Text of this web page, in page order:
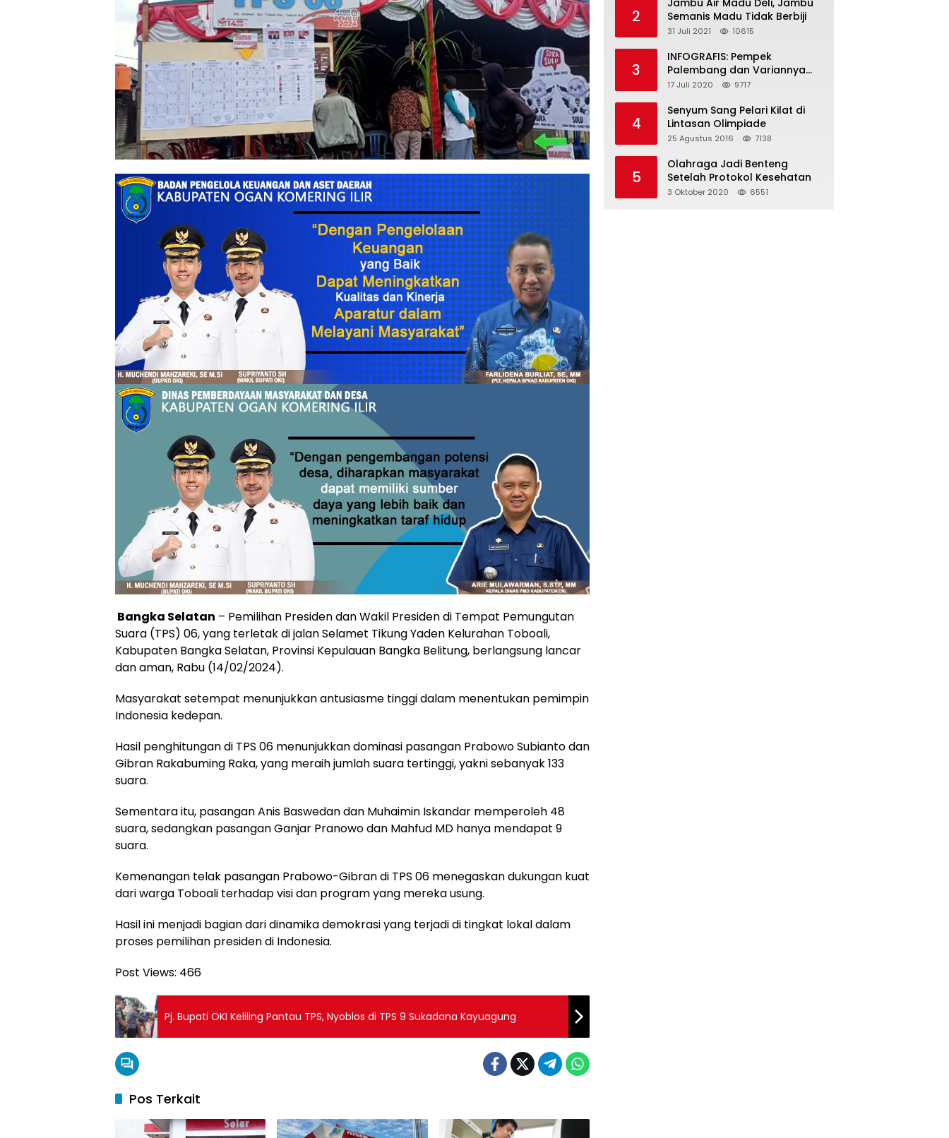
Bangka Selatan – Pemilihan Presiden dan Wakil Presiden di Tempat Pemungutan
Suara (TPS) 06, yang terletak di jalan Selamet Tikung Yaden Kelurahan Toboali,
Kabupaten Bangka Selatan, Provinsi Kepulauan Bangka Belitung, berlangsung lancar
dan aman, Rabu (14/02/2024).
Masyarakat setempat menunjukkan antusiasme tinggi dalam menentukan pemimpin
Indonesia kedepan.
Hasil penghitungan di TPS 06 menunjukkan dominasi pasangan Prabowo Subianto dan
Gibran Rakabuming Raka, yang meraih jumlah suara tertinggi, yakni sebanyak 133
suara.
Sementara itu, pasangan Anis Baswedan dan Muhaimin Iskandar memperoleh 48
suara, sedangkan pasangan Ganjar Pranowo dan Mahfud MD hanya mendapat 9
suara.
Kemenangan telak pasangan Prabowo-Gibran di TPS 06 menegaskan dukungan kuat
dari warga Toboali terhadap visi dan program yang mereka usung.
Hasil ini menjadi bagian dari dinamika demokrasi yang terjadi di tingkat lokal dalam
proses pemilihan presiden di Indonesia.
Post Views: 466
Pj. Bupati OKI Keliling Pantau TPS, Nyoblos di TPS 9 Sukadana Kayuagung
Pos Terkait
2
Jambu Air Madu Deli, Jambu
Semanis Madu Tidak Berbiji
31 Juli 2021 10615
3
INFOGRAFIS: Pempek
Palembang dan Variannya
yang Melegenda
17 Juli 2020 9717
4
Senyum Sang Pelari Kilat di
Lintasan Olimpiade
25 Agustus 2016 7138
5
Olahraga Jadi Benteng
Setelah Protokol Kesehatan
3 Oktober 2020 6551